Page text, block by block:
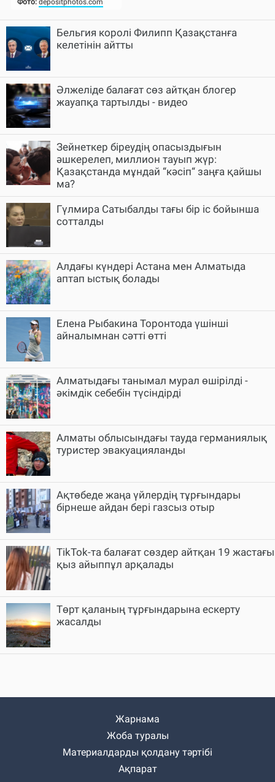
Бельгия королі Филипп Қазақстанға
келетінін айтты
Әлжеліде балағат сөз айтқан блогер
жауапқа тартылды - видео
Зейнеткер біреудің опасыздығын
әшкерелеп, миллион тауып жүр:
Қазақстанда мұндай “кәсіп“ заңға қайшы
ма?
Гүлмира Сатыбалды тағы бір іс бойынша
сотталды
Алдағы күндері Астана мен Алматыда
аптап ыстық болады
Елена Рыбакина Торонтода үшінші
айналымнан сәтті өтті
Алматыдағы танымал мурал өшірілді -
әкімдік себебін түсіндірді
Алматы облысындағы тауда германиялық
туристер эвакуацияланды
Ақтөбеде жаңа үйлердің тұрғындары
бірнеше айдан бері газсыз отыр
TikTok-та балағат сөздер айтқан 19 жастағы
қыз айыппұл арқалады
Төрт қаланың тұрғындарына ескерту
жасалды
Жарнама
Жоба туралы
Материалдарды қолдану тәртібі
Ақпарат